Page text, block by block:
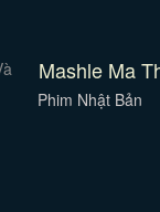
Mashle Ma
Phim Nhật Bản